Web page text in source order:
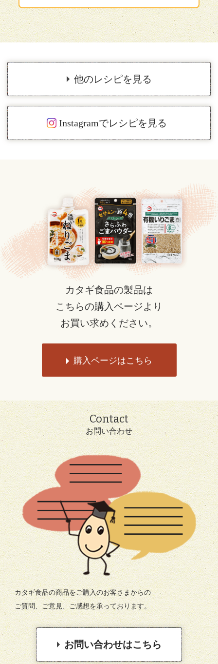
他のレシピを見る
Instagramでレシピを見る
カタギ食品の製品は
こちらの購入ページより
お買い求めください。
購入ページはこちら
Contact
お問い合わせ
カタギ食品の商品をご購入のお客さまからの
ご質問、ご意見、ご感想を承っております。
お問い合わせはこちら